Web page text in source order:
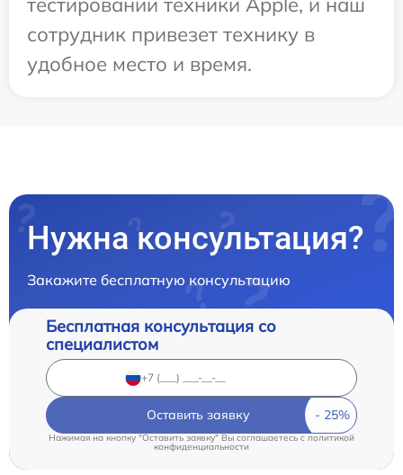
сотрудник привезет технику в
удобное место и время.
Нужна консультация?
Закажите бесплатную консультацию
Бесплатная консультация со
специалистом
Оставить заявку
Нажимая на кнопку "Оставить заявку" Вы соглашаетесь cполитикой
конфиденциальности